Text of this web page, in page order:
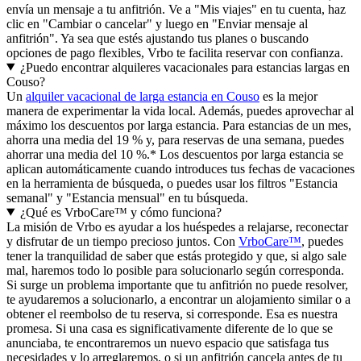
envía un mensaje a tu anfitrión. Ve a "Mis viajes" en tu cuenta, haz
clic en "Cambiar o cancelar" y luego en "Enviar mensaje al
anfitrión". Ya sea que estés ajustando tus planes o buscando
opciones de pago flexibles, Vrbo te facilita reservar con confianza.
¿Puedo encontrar alquileres vacacionales para estancias largas en
Couso?
Un alquiler vacacional de larga estancia en Couso es la mejor
manera de experimentar la vida local. Además, puedes aprovechar al
máximo los descuentos por larga estancia. Para estancias de un mes,
ahorra una media del 19 % y, para reservas de una semana, puedes
ahorrar una media del 10 %.* Los descuentos por larga estancia se
aplican automáticamente cuando introduces tus fechas de vacaciones
en la herramienta de búsqueda, o puedes usar los filtros "Estancia
semanal" y "Estancia mensual" en tu búsqueda.
¿Qué es VrboCare™ y cómo funciona?
La misión de Vrbo es ayudar a los huéspedes a relajarse, reconectar
y disfrutar de un tiempo precioso juntos. Con VrboCare™, puedes
tener la tranquilidad de saber que estás protegido y que, si algo sale
mal, haremos todo lo posible para solucionarlo según corresponda.
Si surge un problema importante que tu anfitrión no puede resolver,
te ayudaremos a solucionarlo, a encontrar un alojamiento similar o a
obtener el reembolso de tu reserva, si corresponde. Esa es nuestra
promesa. Si una casa es significativamente diferente de lo que se
anunciaba, te encontraremos un nuevo espacio que satisfaga tus
necesidades y lo arreglaremos, o si un anfitrión cancela antes de tu